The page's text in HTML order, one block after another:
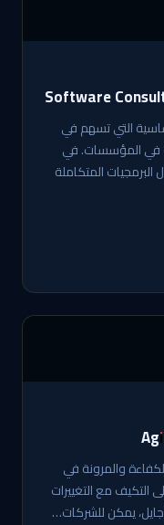
Software
التي تسهم في
في المؤسسات. في
المتكاملة
والمرونة في
التكيف مع التغييرات
يمكن للشركات…